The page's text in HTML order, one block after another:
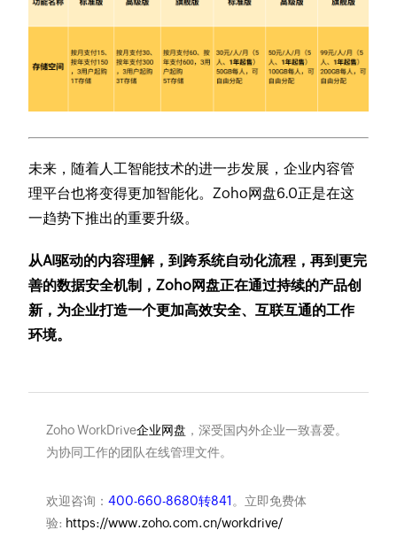
未来，随着人工智能技术的进一步发展，企业内容管
理平台也将变得更加智能化。Zoho网盘6.0正是在这
一趋势下推出的重要升级。
从AI驱动的内容理解，到跨系统自动化流程，再到更完
善的数据安全机制，Zoho网盘正在通过持续的产品创
新，为企业打造一个更加高效安全、互联互通的工作
环境。
Zoho WorkDrive企业网盘 ，深受国内外企业一致喜爱。
为协同工作的团队在线管理文件。
欢迎咨询： 400-660-8680转841 。立即免费体
验: https://www.zoho.com.cn/workdrive/